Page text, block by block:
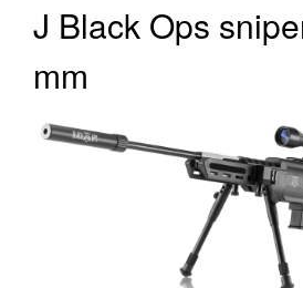
Téléchargements
C.G.V.
J Black Ops
mm